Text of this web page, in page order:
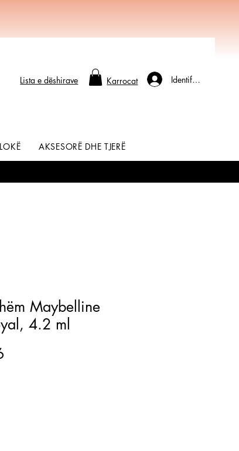
Lista e dëshirave Identifikohu
Karrocat
AKSESORË DHE TJERË
Maybelline
4.2 ml